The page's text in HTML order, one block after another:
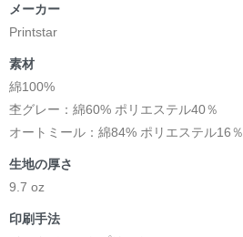
メーカー
Printstar
素材
綿100%
杢グレー：綿60% ポリエステル40％
オートミール：綿84% ポリエステル16％
生地の厚さ
9.7 oz
印刷手法